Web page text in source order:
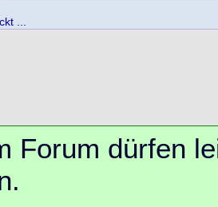
...
Forum dürfen